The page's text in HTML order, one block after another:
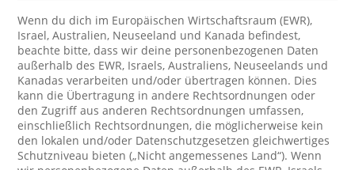
Wenn du dich im Europäischen Wirtschaftsraum (EWR),
Israel, Australien, Neuseeland und Kanada befindest,
beachte bitte, dass wir deine personenbezogenen Daten
außerhalb des EWR, Israels, Australiens, Neuseelands und
Kanadas verarbeiten und/oder übertragen können. Dies
kann die Übertragung in andere Rechtsordnungen oder
den Zugriff aus anderen Rechtsordnungen umfassen,
einschließlich Rechtsordnungen, die möglicherweise kein
den lokalen und/oder Datenschutzgesetzen gleichwertiges
Schutzniveau bieten („Nicht angemessenes Land“). Wenn